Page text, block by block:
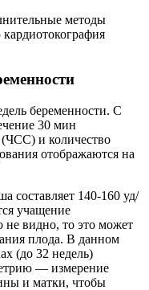
методы
беременности. С
30 мин
(ЧСС) и количество
отображаются на
составляет 140-160 уд/
учащение
не видно, то это может
плода. В данном
(до 32 недель)
— измерение
и матки, чтобы